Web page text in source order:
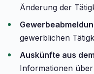
Änderung der
gewerblichen
Auskünfte aus
Informationen